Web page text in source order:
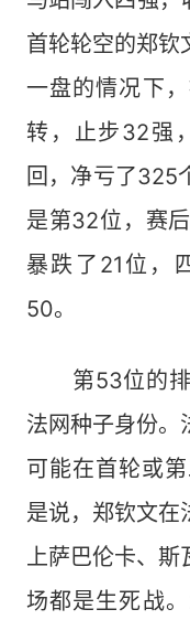
首轮轮空的郑钦
一盘的情况下
转，止步32强
回，净亏了325
是第32位，赛
暴跌了21位，
50。
第53位的排
法网种子身份。
可能在首轮或
是说，郑钦文在
上萨巴伦卡、斯
场都是生死战